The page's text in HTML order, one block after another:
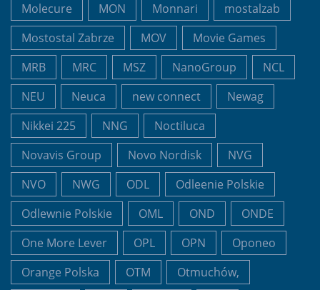
Molecure
MON Monnari
mostalzab
Mostostal Zabrze
MOV
Movie Games
MRB
MRC MSZ NanoGroup
NCL
NEU
Neuca new connect
Newag
Nikkei 225
NNG
Noctiluca
Novavis Group
Novo Nordisk
NVG
NVO
NWG ODL
Odleenie Polskie
Odlewnie Polskie
OML OND
ONDE
One More Lever
OPL OPN
Oponeo
Orange Polska
OTM
Otmuchów,